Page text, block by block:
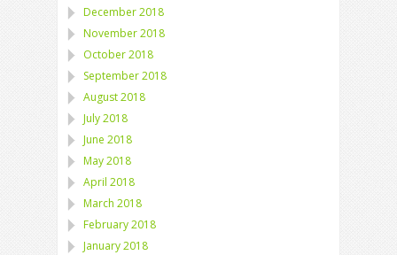
December 2018
November 2018
October 2018
September 2018
August 2018
July 2018
June 2018
May 2018
April 2018
March 2018
February 2018
January 2018